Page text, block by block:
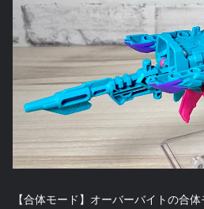
【合体モード】オーバーバイトの合